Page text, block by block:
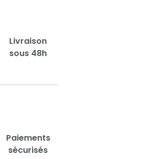
Livraison
sous 48h
Paiements
sécurisés